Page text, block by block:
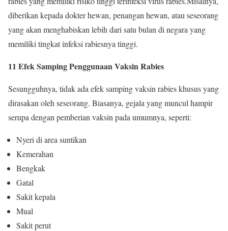
diberikan kepada dokter hewan, penangan hewan, atau seseorang
yang akan menghabiskan lebih dari satu bulan di negara yang
memiliki tingkat infeksi rabiesnya tinggi.
11 Efek Samping Penggunaan Vaksin Rabies
Sesungguhnya, tidak ada efek samping vaksin rabies khusus yang
dirasakan oleh seseorang. Biasanya, gejala yang muncul hampir
serupa dengan pemberian vaksin pada umumnya, seperti:
Nyeri di area suntikan
Kemerahan
Bengkak
Gatal
Sakit kepala
Mual
Sakit perut